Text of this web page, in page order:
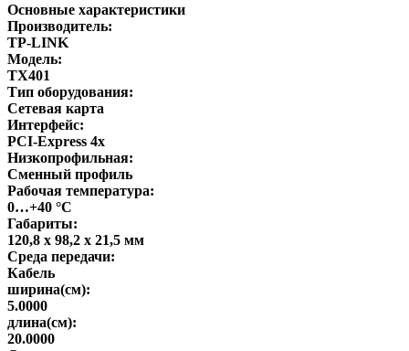
Основные характеристики
Производитель:
TP-LINK
Модель:
TX401
Тип оборудования:
Сетевая карта
Интерфейс:
PCI-Express 4x
Низкопрофильная:
Сменный профиль
Рабочая температура:
0…+40 °C
Габариты:
120,8 х 98,2 х 21,5 мм
Среда передачи:
Кабель
ширина(см):
5.0000
длина(см):
20.0000